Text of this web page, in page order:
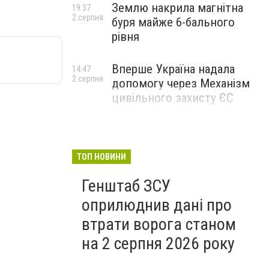
Землю накрила магнітна
буря майже 6-бального
рівня
19:37
2 серпня
Вперше Україна надала
допомогу через Механізм
цивільного захисту ЄС
14:47
2 серпня
ТОП НОВИНИ
Генштаб ЗСУ
оприлюднив дані про
втрати ворога станом
на 2 серпня 2026 року